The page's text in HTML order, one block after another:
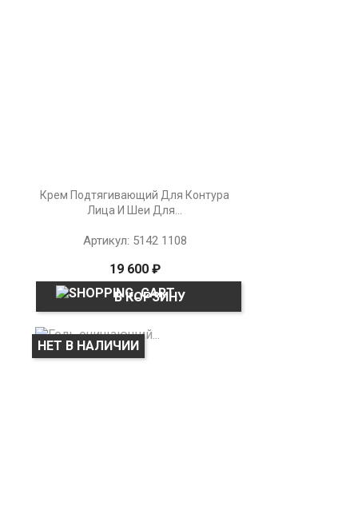
Крем Подтягивающий Для Контура
Лица И Шеи Для...
Артикул: 5142 1108
19 600 ₽
В КОРЗИНУ
НЕТ В НАЛИЧИИ